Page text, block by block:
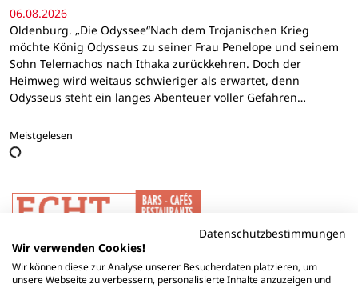
06.08.2026
Oldenburg. „Die Odyssee“Nach dem Trojanischen Krieg
möchte König Odysseus zu seiner Frau Penelope und seinem
Sohn Telemachos nach Ithaka zurückkehren. Doch der
Heimweg wird weitaus schwieriger als erwartet, denn
Odysseus steht ein langes Abenteuer voller Gefahren…
Meistgelesen
Datenschutzbestimmungen
Wir verwenden Cookies!
Wir können diese zur Analyse unserer Besucherdaten platzieren, um
unsere Webseite zu verbessern, personalisierte Inhalte anzuzeigen und